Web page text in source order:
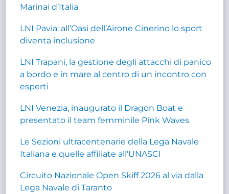
Marinai d’Italia
LNI Pavia: all’Oasi dell’Airone Cinerino lo sport
diventa inclusione
LNI Trapani, la gestione degli attacchi di panico
a bordo e in mare al centro di un incontro con
esperti
LNI Venezia, inaugurato il Dragon Boat e
presentato il team femminile Pink Waves
Le Sezioni ultracentenarie della Lega Navale
Italiana e quelle affiliate all'UNASCI
Circuito Nazionale Open Skiff 2026 al via dalla
Lega Navale di Taranto